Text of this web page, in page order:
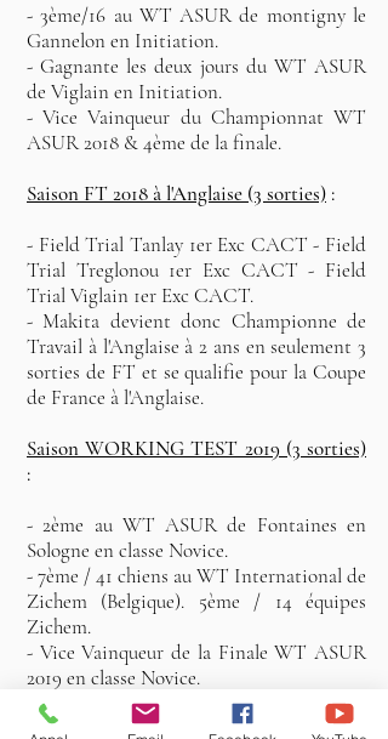
- 3ème/16 au WT ASUR de montigny le
Gannelon en Initiation.
- Gagnante les deux jours du WT ASUR
de Viglain en Initiation.
- Vice Vainqueur du Championnat WT
ASUR 2018 & 4ème de la finale.
Saison FT 2018 à l'Anglaise (3 sorties) :
- Field Trial Tanlay 1er Exc CACT - Field
Trial Treglonou 1er Exc CACT - Field
Trial Viglain 1er Exc CACT.
- Makita devient donc Championne de
Travail à l'Anglaise à 2 ans en seulement 3
sorties de FT et se qualifie pour la Coupe
de France à l'Anglaise.
Saison WORKING TEST 2019 (3 sorties)
:
- 2ème au WT ASUR de Fontaines en
Sologne en classe Novice.
- 7ème / 41 chiens au WT International de
Zichem (Belgique). 5ème / 14 équipes
Zichem.
- Vice Vainqueur de la Finale WT ASUR
2019 en classe Novice.
Saison FT 2019 à l'Anglaise (2 sorties):